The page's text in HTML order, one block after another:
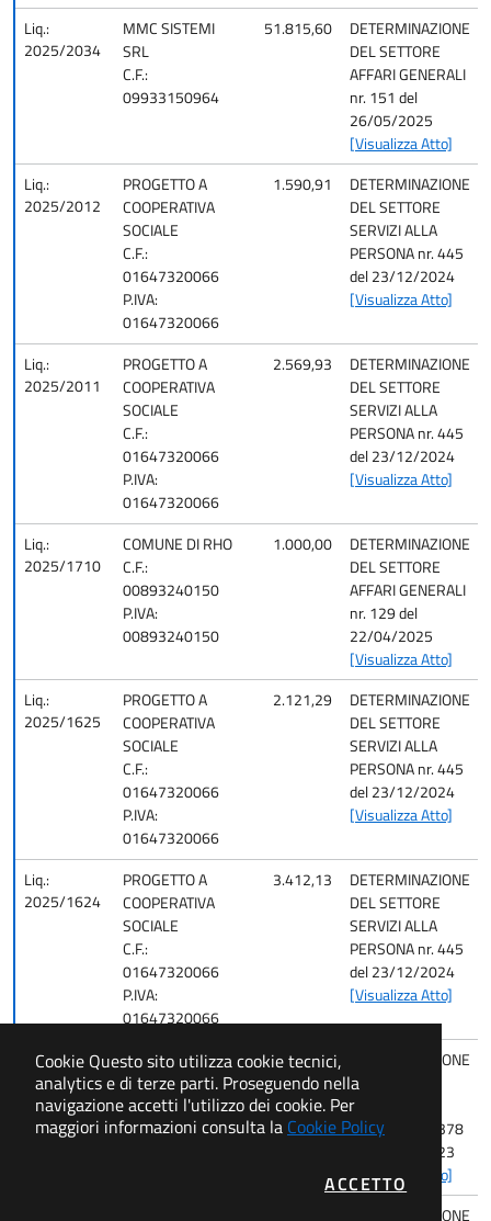
Cookie Questo sito utilizza cookie tecnici,
analytics e di terze parti. Proseguendo nella
navigazione accetti l'utilizzo dei cookie. Per
maggiori informazioni consulta la Cookie Policy
ACCETTO I
Liq.:
2025/2034
MMC SISTEMI
SRL
C.F.:
09933150964
51.815,60
DETERMINAZIONE
DEL SETTORE
AFFARI GENERALI
nr. 151 del
26/05/2025
[Visualizza Atto]
Liq.:
2025/2012
PROGETTO A
COOPERATIVA
SOCIALE
C.F.:
01647320066
P.IVA:
01647320066
1.590,91
DETERMINAZIONE
DEL SETTORE
SERVIZI ALLA
PERSONA nr. 445
del 23/12/2024
[Visualizza Atto]
Liq.:
2025/2011
PROGETTO A
COOPERATIVA
SOCIALE
C.F.:
01647320066
P.IVA:
01647320066
2.569,93
DETERMINAZIONE
DEL SETTORE
SERVIZI ALLA
PERSONA nr. 445
del 23/12/2024
[Visualizza Atto]
Liq.:
2025/1710
COMUNE DI RHO
C.F.:
00893240150
P.IVA:
00893240150
1.000,00
DETERMINAZIONE
DEL SETTORE
AFFARI GENERALI
nr. 129 del
22/04/2025
[Visualizza Atto]
Liq.:
2025/1625
PROGETTO A
COOPERATIVA
SOCIALE
C.F.:
01647320066
P.IVA:
01647320066
2.121,29
DETERMINAZIONE
DEL SETTORE
SERVIZI ALLA
PERSONA nr. 445
del 23/12/2024
[Visualizza Atto]
Liq.:
2025/1624
PROGETTO A
COOPERATIVA
SOCIALE
C.F.:
01647320066
P.IVA:
01647320066
3.412,13
DETERMINAZIONE
DEL SETTORE
SERVIZI ALLA
PERSONA nr. 445
del 23/12/2024
[Visualizza Atto]
Liq.:
2025/1604
M.C. 5.196,00
DETERMINAZIONE
DEL SETTORE
SERVIZI ALLA
PERSONA nr. 378
del 07/12/2023
[Visualizza Atto]
DETERMINAZIONE